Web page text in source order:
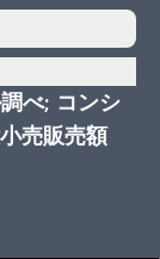
べ; コンシ
売販売額